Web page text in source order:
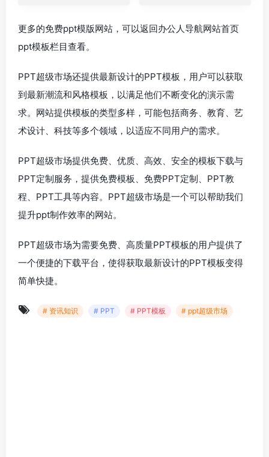
更多的免费ppt模版网站，可以返回办公人导航网站首页
ppt模板栏目查看。
PPT超级市场还提供最新设计的PPT模板，用户可以获取
到最新潮流和风格模板，以满足他们不断变化的演示需
求。网站提供模板的类型多样，可能包括商务、教育、艺
术设计、科技等多个领域，以适应不同用户的需求。
PPT超级市场提供免费、优质、高效、安全的模板下载与
PPT定制服务，提供免费模板、免费PPT定制、PPT教
程、PPT工具等内容。PPT超级市场是一个可以帮助我们
提升ppt制作效率的网站。
PPT超级市场为需要免费、高质量PPT模板的用户提供了
一个便捷的下载平台，使得获取最新设计的PPT模板变得
简单快捷。
# 资讯知识 # PPT # PPT模板 # ppt超级市场